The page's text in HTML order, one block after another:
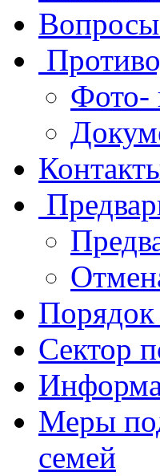
Фото-
Сектор
Меры
семей